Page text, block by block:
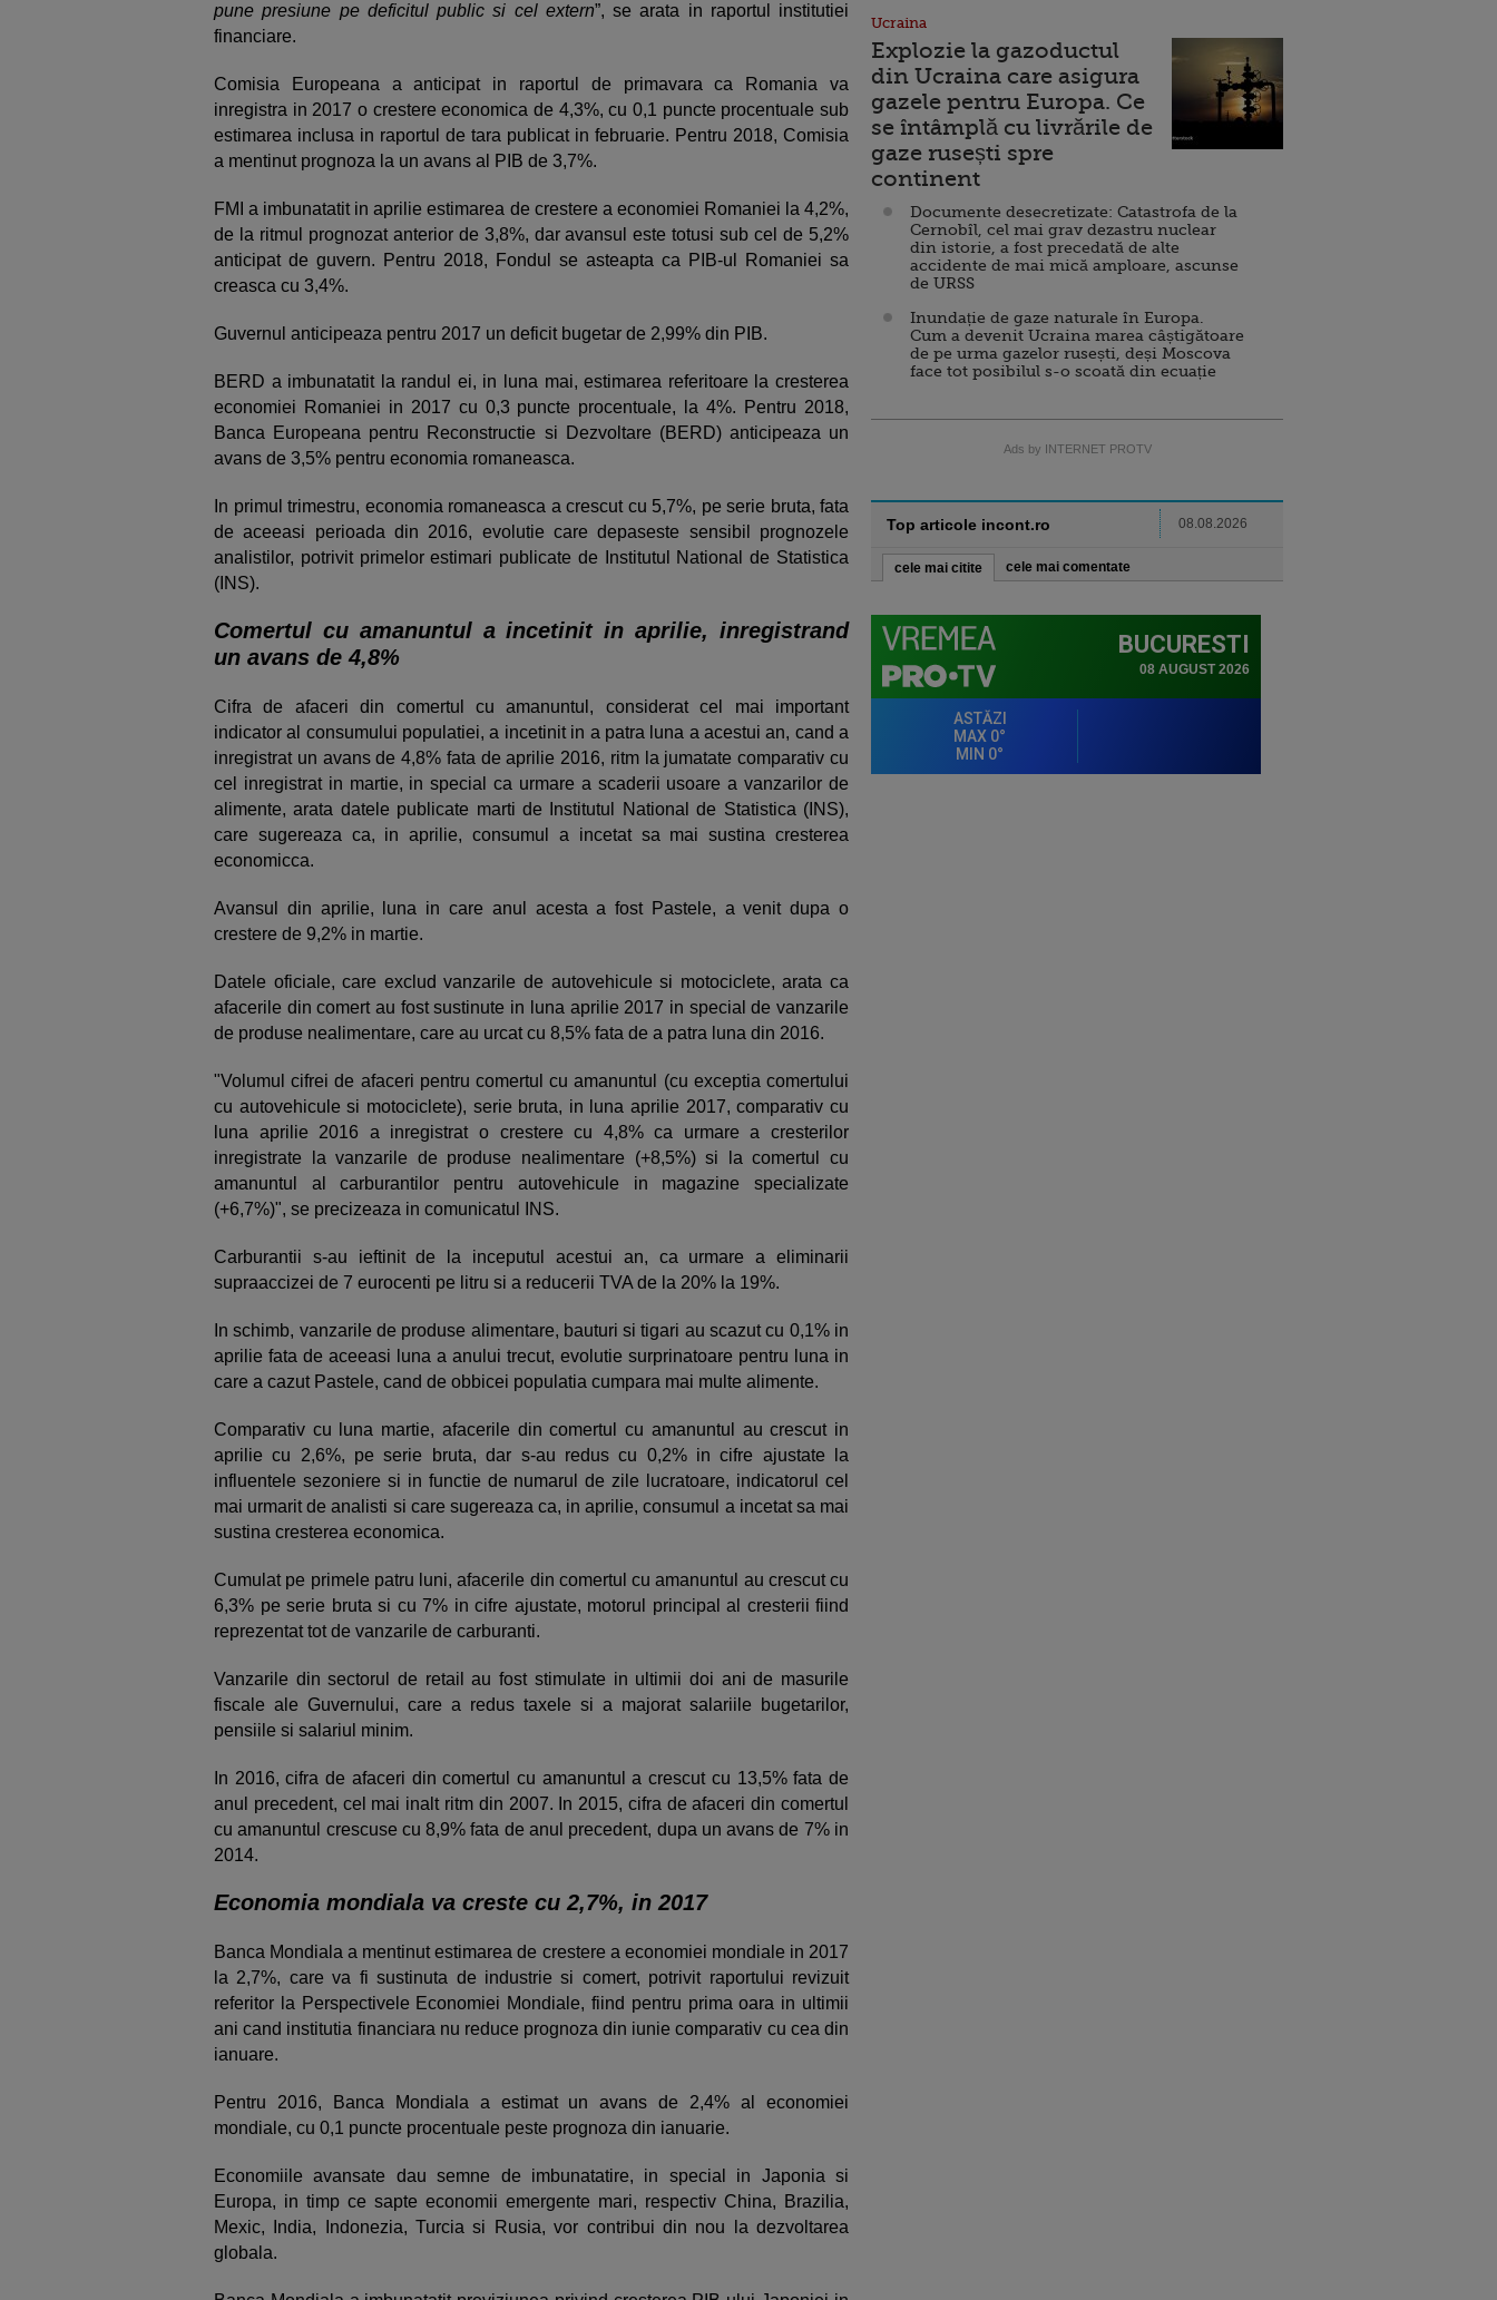
pune presiune pe deficitul public si cel extern”, se arata in raportul institutiei
financiare.
Comisia Europeana a anticipat in raportul de primavara ca Romania va
inregistra in 2017 o crestere economica de 4,3%, cu 0,1 puncte procentuale sub
estimarea inclusa in raportul de tara publicat in februarie. Pentru 2018, Comisia
a mentinut prognoza la un avans al PIB de 3,7%.
FMI a imbunatatit in aprilie estimarea de crestere a economiei Romaniei la 4,2%,
de la ritmul prognozat anterior de 3,8%, dar avansul este totusi sub cel de 5,2%
anticipat de guvern. Pentru 2018, Fondul se asteapta ca PIB-ul Romaniei sa
creasca cu 3,4%.
Guvernul anticipeaza pentru 2017 un deficit bugetar de 2,99% din PIB.
BERD a imbunatatit la randul ei, in luna mai, estimarea referitoare la cresterea
economiei Romaniei in 2017 cu 0,3 puncte procentuale, la 4%. Pentru 2018,
Banca Europeana pentru Reconstructie si Dezvoltare (BERD) anticipeaza un
avans de 3,5% pentru economia romaneasca.
In primul trimestru, economia romaneasca a crescut cu 5,7%, pe serie bruta, fata
de aceeasi perioada din 2016, evolutie care depaseste sensibil prognozele
analistilor, potrivit primelor estimari publicate de Institutul National de Statistica
(INS).
Comertul cu amanuntul a incetinit in aprilie, inregistrand
un avans de 4,8%
Cifra de afaceri din comertul cu amanuntul, considerat cel mai important
indicator al consumului populatiei, a incetinit in a patra luna a acestui an, cand a
inregistrat un avans de 4,8% fata de aprilie 2016, ritm la jumatate comparativ cu
cel inregistrat in martie, in special ca urmare a scaderii usoare a vanzarilor de
alimente, arata datele publicate marti de Institutul National de Statistica (INS),
care sugereaza ca, in aprilie, consumul a incetat sa mai sustina cresterea
economicca.
Avansul din aprilie, luna in care anul acesta a fost Pastele, a venit dupa o
crestere de 9,2% in martie.
Datele oficiale, care exclud vanzarile de autovehicule si motociclete, arata ca
afacerile din comert au fost sustinute in luna aprilie 2017 in special de vanzarile
de produse nealimentare, care au urcat cu 8,5% fata de a patra luna din 2016.
"Volumul cifrei de afaceri pentru comertul cu amanuntul (cu exceptia comertului
cu autovehicule si motociclete), serie bruta, in luna aprilie 2017, comparativ cu
luna aprilie 2016 a inregistrat o crestere cu 4,8% ca urmare a cresterilor
inregistrate la vanzarile de produse nealimentare (+8,5%) si la comertul cu
amanuntul al carburantilor pentru autovehicule in magazine specializate
(+6,7%)", se precizeaza in comunicatul INS.
Carburantii s-au ieftinit de la inceputul acestui an, ca urmare a eliminarii
supraaccizei de 7 eurocenti pe litru si a reducerii TVA de la 20% la 19%.
In schimb, vanzarile de produse alimentare, bauturi si tigari au scazut cu 0,1% in
aprilie fata de aceeasi luna a anului trecut, evolutie surprinatoare pentru luna in
care a cazut Pastele, cand de obbicei populatia cumpara mai multe alimente.
Comparativ cu luna martie, afacerile din comertul cu amanuntul au crescut in
aprilie cu 2,6%, pe serie bruta, dar s-au redus cu 0,2% in cifre ajustate la
influentele sezoniere si in functie de numarul de zile lucratoare, indicatorul cel
mai urmarit de analisti si care sugereaza ca, in aprilie, consumul a incetat sa mai
sustina cresterea economica.
Cumulat pe primele patru luni, afacerile din comertul cu amanuntul au crescut cu
6,3% pe serie bruta si cu 7% in cifre ajustate, motorul principal al cresterii fiind
reprezentat tot de vanzarile de carburanti.
Vanzarile din sectorul de retail au fost stimulate in ultimii doi ani de masurile
fiscale ale Guvernului, care a redus taxele si a majorat salariile bugetarilor,
pensiile si salariul minim.
In 2016, cifra de afaceri din comertul cu amanuntul a crescut cu 13,5% fata de
anul precedent, cel mai inalt ritm din 2007. In 2015, cifra de afaceri din comertul
cu amanuntul crescuse cu 8,9% fata de anul precedent, dupa un avans de 7% in
2014.
Economia mondiala va creste cu 2,7%, in 2017
Banca Mondiala a mentinut estimarea de crestere a economiei mondiale in 2017
la 2,7%, care va fi sustinuta de industrie si comert, potrivit raportului revizuit
referitor la Perspectivele Economiei Mondiale, fiind pentru prima oara in ultimii
ani cand institutia financiara nu reduce prognoza din iunie comparativ cu cea din
ianuare.
Pentru 2016, Banca Mondiala a estimat un avans de 2,4% al economiei
mondiale, cu 0,1 puncte procentuale peste prognoza din ianuarie.
Economiile avansate dau semne de imbunatatire, in special in Japonia si
Europa, in timp ce sapte economii emergente mari, respectiv China, Brazilia,
Mexic, India, Indonezia, Turcia si Rusia, vor contribui din nou la dezvoltarea
globala.
Ucraina
Explozie la gazoductul
din Ucraina care asigura
gazele pentru Europa. Ce
se întâmplă cu livrările de
gaze rusești spre
continent
Documente desecretizate: Catastrofa de la
Cernobîl, cel mai grav dezastru nuclear
din istorie, a fost precedată de alte
accidente de mai mică amploare, ascunse
de URSS
Inundație de gaze naturale în Europa.
Cum a devenit Ucraina marea câștigătoare
de pe urma gazelor rusești, deși Moscova
face tot posibilul s-o scoată din ecuație
Ads by INTERNET PROTV
Top articole incont.ro 08.08.2026
cele mai citite cele mai comentate